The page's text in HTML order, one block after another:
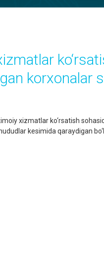
korxonalar
xizmatlar ko‘rsatish
kesimida qaraydigan